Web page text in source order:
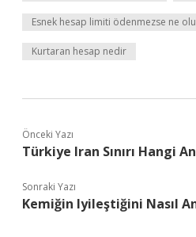
Esnek hesap limiti ödenmezse ne
Kurtaran hesap nedir
Önceki Yazı
Türkiye Iran Sınırı Hangi
Sonraki Yazı
Kemiğin Iyileştiğini Nasıl